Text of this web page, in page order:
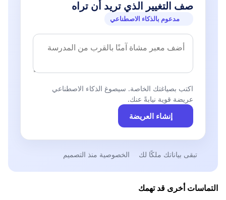
صف التغيير الذي تريد أن تراه
مدعوم بالذكاء الاصطناعي
اكتب بصياغتك الخاصة. سيصوغ الذكاء الاصطناعي
عريضة قوية نيابةً عنك.
إنشاء العريضة
تبقى بياناتك ملكًا لك الخصوصية منذ التصميم
التماسات أخرى قد تهمك